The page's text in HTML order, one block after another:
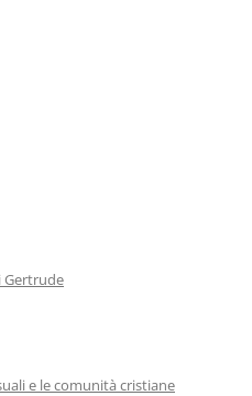
Gertrude
e le comunità cristiane